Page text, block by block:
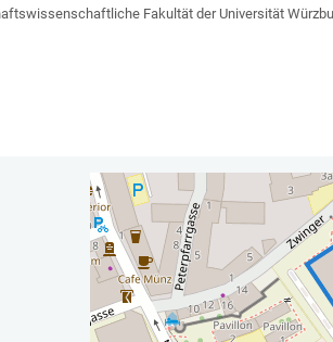
Fakultät der Universität